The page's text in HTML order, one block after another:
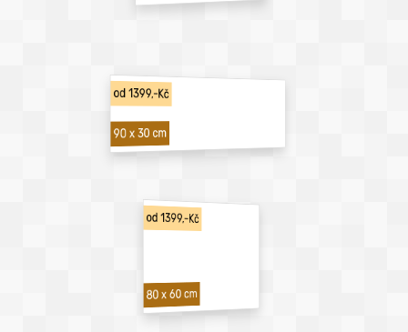
od 1399,-Kč
90 x 30 cm
od 1399,-Kč
80 x 60 cm